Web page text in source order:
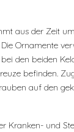
aus der Zeit
Ornamente
den beiden
befinden.
auf den
Kranken- und